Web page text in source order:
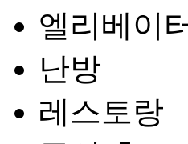
엘리베이
난방
레스토랑